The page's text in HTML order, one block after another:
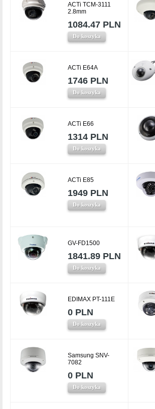
ACTi TCM-3111
2.8mm
1084.47 PLN
Do koszyka
ACTi E64A
1746 PLN
Do koszyka
ACTi E66
1314 PLN
Do koszyka
ACTi E85
1949 PLN
Do koszyka
GV-FD1500
1841.89 PLN
Do koszyka
EDIMAX PT-111E
0 PLN
Do koszyka
Samsung SNV-
7082
0 PLN
Do koszyka